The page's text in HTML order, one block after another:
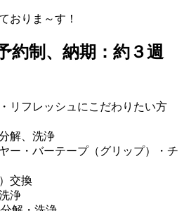
おりま～す！
約制、納期：約３週
リフレッシュにこだわりたい方
解、洗浄
ー・バーテープ（グリップ）・チ
交換
浄